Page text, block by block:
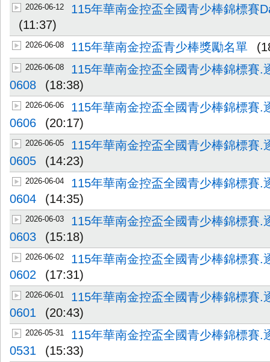
2026-06-12
115年華南金控盃全國青少棒錦標賽
(11:37)
2026-06-08 115年華南金控盃青少棒獎勵名單
2026-06-08
115年華南金控盃全國青少棒錦標賽.
0608
(18:38)
2026-06-06
115年華南金控盃全國青少棒錦標賽.
0606
(20:17)
2026-06-05
115年華南金控盃全國青少棒錦標賽.
0605
(14:23)
2026-06-04
115年華南金控盃全國青少棒錦標賽.
0604
(14:35)
2026-06-03
115年華南金控盃全國青少棒錦標賽.
0603
(15:18)
2026-06-02
115年華南金控盃全國青少棒錦標賽.
0602
(17:31)
2026-06-01
115年華南金控盃全國青少棒錦標賽.
0601
(20:43)
2026-05-31
115年華南金控盃全國青少棒錦標賽.
0531
(15:33)